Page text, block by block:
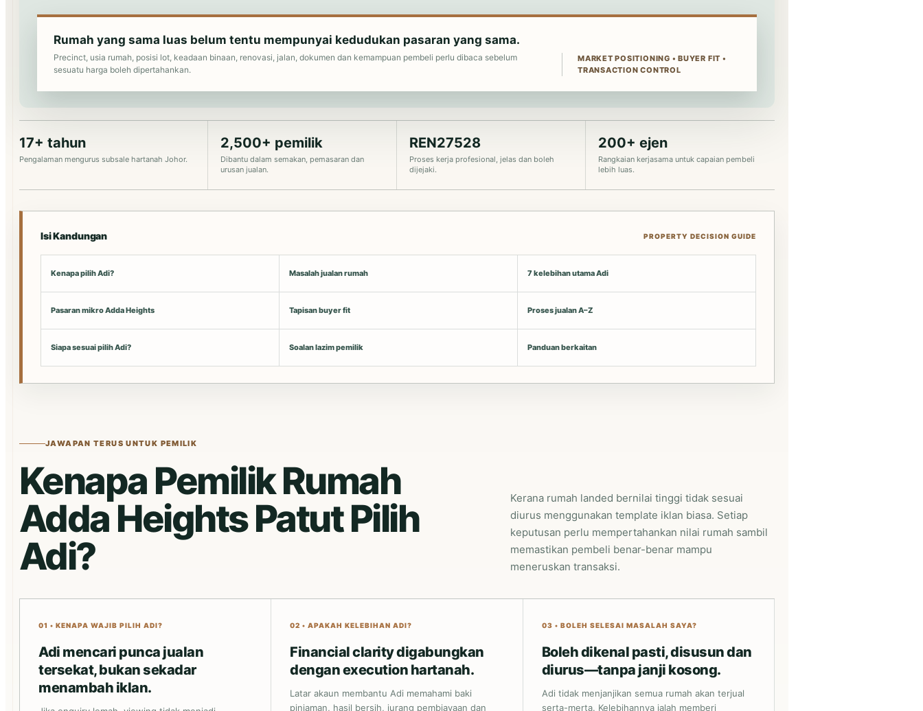
Rumah yang sama luas belum tentu mempunyai kedudukan pasaran yang sama.
Precinct, usia rumah, posisi lot, keadaan binaan, renovasi, jalan, dokumen dan kemampuan pembeli perlu dibaca sebelum
sesuatu harga boleh dipertahankan.
MARKET POSITIONING • BUYER FIT •
TRANSACTION CONTROL
17+ tahun
Pengalaman mengurus subsale hartanah Johor.
2,500+ pemilik
Dibantu dalam semakan, pemasaran dan
urusan jualan.
REN27528
Proses kerja profesional, jelas dan boleh
dijejaki.
200+ ejen
Rangkaian kerjasama untuk capaian pembeli
lebih luas.
Isi Kandungan PROPERTY DECISION GUIDE
Kenapa pilih Adi? Masalah jualan rumah 7 kelebihan utama Adi
Pasaran mikro Adda Heights Tapisan buyer fit Proses jualan A–Z
Siapa sesuai pilih Adi? Soalan lazim pemilik Panduan berkaitan
JAWAPAN TERUS UNTUK PEMILIK
Kenapa Pemilik Rumah
Adda Heights Patut Pilih
Adi?
Kerana rumah landed bernilai tinggi tidak sesuai
diurus menggunakan template iklan biasa. Setiap
keputusan perlu mempertahankan nilai rumah sambil
memastikan pembeli benar-benar mampu
meneruskan transaksi.
01 • KENAPA WAJIB PILIH ADI?
Adi mencari punca jualan
tersekat, bukan sekadar
menambah iklan.
02 • APAKAH KELEBIHAN ADI?
Financial clarity digabungkan
dengan execution hartanah.
Latar akaun membantu Adi memahami baki
pinjaman, hasil bersih, jurang pembiayaan dan
03 • BOLEH SELESAI MASALAH SAYA?
Boleh dikenal pasti, disusun dan
diurus—tanpa janji kosong.
Adi tidak menjanjikan semua rumah akan terjual
serta-merta. Kelebihannya ialah memberi